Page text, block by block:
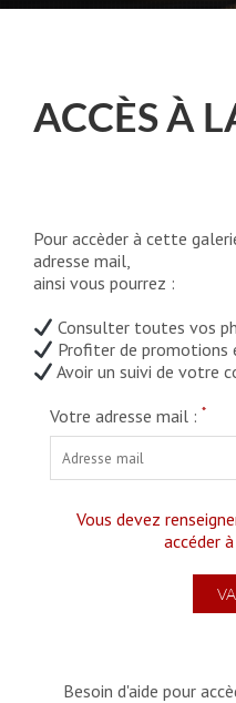
ACCÈS À
Pour accèder à cette
adresse mail,
ainsi vous pourrez :
Consulter toutes vos
Profiter de promotions
Avoir un suivi de votre
Votre adresse mail : *
Vous devez
accéder
Besoin d'aide pour